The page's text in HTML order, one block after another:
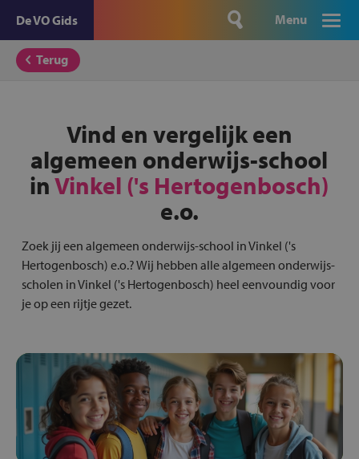
De VO Gids Menu
Terug
Vind en vergelijk een
algemeen onderwijs-school
inVinkel ('s Hertogenbosch)
e.o.
Zoek jij een algemeen onderwijs-school in Vinkel ('s
Hertogenbosch) e.o.? Wij hebben alle algemeen onderwijs-
scholen in Vinkel ('s Hertogenbosch) heel eenvoundig voor
je op een rijtje gezet.